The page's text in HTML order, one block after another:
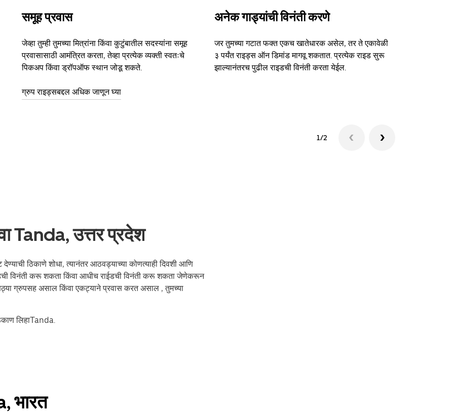
समूह प्रवास
जेव्हा तुम्ही तुमच्या मित्रांना किंवा कुटुंबातील सदस्यांना समूह
प्रवासासाठी आमंत्रित करता, तेव्हा प्रत्येक व्यक्ती स्वतःचे
पिकअप किंवा ड्रॉपऑफ स्थान जोडू शकते.
ग्रुप राइड्सबद्दल अधिक जाणून घ्या
अनेक गाड्यांची विनंती करणे
जर तुमच्या गटात फक्त एकच खातेधारक असेल, तर ते एकावेळी
३ पर्यंत राइड्स ऑन डिमांड मागवू शकतात. प्रत्येक राइड सुरू
झाल्यानंतरच पुढील राइडची विनंती करता येईल.
1/2
Tanda, उत्तर प्रदेश
ठिकाणे शोधा, त्यानंतर आठवड्याच्या कोणत्याही दिवशी आणि
विनंती करू शकता किंवा आधीच राईडची विनंती करू शकता जेणेकरून
ग्रुपसह असाल किंवा एकट्याने प्रवास करत असाल , तुमच्या
लिहाTanda.
भारत